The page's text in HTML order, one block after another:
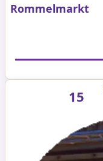
Rommelmarkt
15